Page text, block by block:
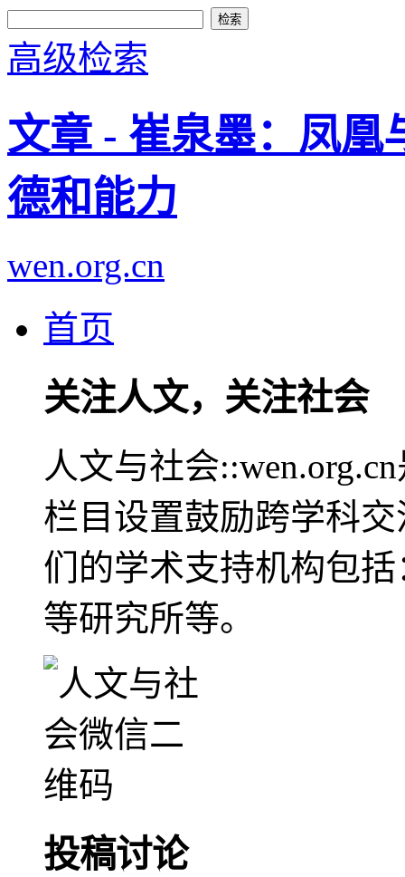
高级检索
文章 - 崔泉墨：凤凰
德和能力
wen.org.cn
首页
关注人文，关注社会
人文与社会
栏目设置鼓励跨学科
们的学术支持机构包
等研究所等。
投稿讨论